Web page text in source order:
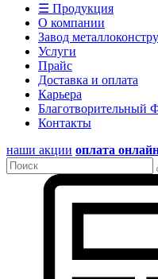
☰ Продукция
О компании
Завод
Услуги
Прайс
Доставка и оплата
Карьера
Благотворительный
Контакты
наши акции оплата